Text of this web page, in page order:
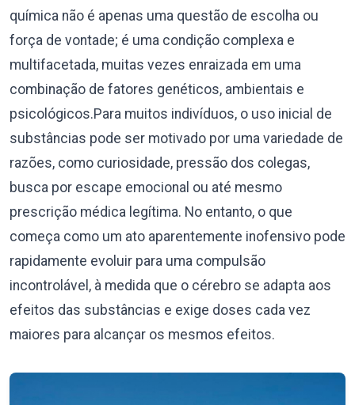
química não é apenas uma questão de escolha ou
força de vontade; é uma condição complexa e
multifacetada, muitas vezes enraizada em uma
combinação de fatores genéticos, ambientais e
psicológicos.Para muitos indivíduos, o uso inicial de
substâncias pode ser motivado por uma variedade de
razões, como curiosidade, pressão dos colegas,
busca por escape emocional ou até mesmo
prescrição médica legítima. No entanto, o que
começa como um ato aparentemente inofensivo pode
rapidamente evoluir para uma compulsão
incontrolável, à medida que o cérebro se adapta aos
efeitos das substâncias e exige doses cada vez
maiores para alcançar os mesmos efeitos.